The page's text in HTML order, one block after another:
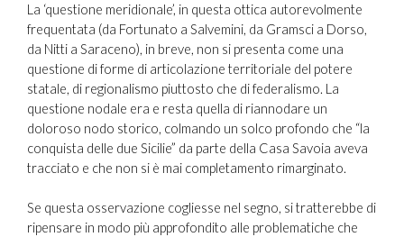
La ‘questione meridionale’, in questa ottica autorevolmente
frequentata (da Fortunato a Salvemini, da Gramsci a Dorso,
da Nitti a Saraceno), in breve, non si presenta come una
questione di forme di articolazione territoriale del potere
statale, di regionalismo piuttosto che di federalismo. La
questione nodale era e resta quella di riannodare un
doloroso nodo storico, colmando un solco profondo che “la
conquista delle due Sicilie” da parte della Casa Savoia aveva
tracciato e che non si è mai completamento rimarginato.
Se questa osservazione cogliesse nel segno, si tratterebbe di
ripensare in modo più approfondito alle problematiche che